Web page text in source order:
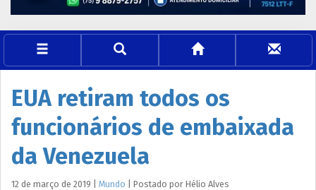
EUA retiram todos os
funcionários de embaixada
da Venezuela
12 de março de 2019 Mundo Postado por Hélio Alves